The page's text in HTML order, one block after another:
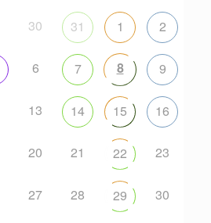
30 31 1 2
6 7 8 9
13 14 15 16
20 21 22 23
27 28 29 30